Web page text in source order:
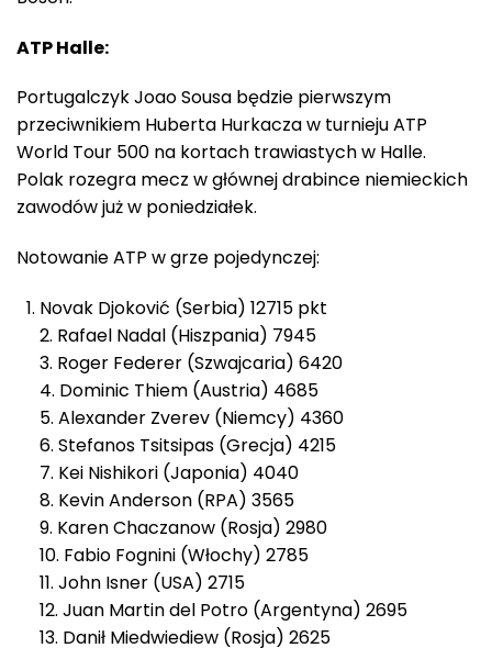
ATP Halle:
Portugalczyk Joao Sousa będzie pierwszym
przeciwnikiem Huberta Hurkacza w turnieju ATP
World Tour 500 na kortach trawiastych w Halle.
Polak rozegra mecz w głównej drabince niemieckich
zawodów już w poniedziałek.
Notowanie ATP w grze pojedynczej:
Novak Djoković (Serbia) 12715 pkt
2. Rafael Nadal (Hiszpania) 7945
3. Roger Federer (Szwajcaria) 6420
4. Dominic Thiem (Austria) 4685
5. Alexander Zverev (Niemcy) 4360
6. Stefanos Tsitsipas (Grecja) 4215
7. Kei Nishikori (Japonia) 4040
8. Kevin Anderson (RPA) 3565
9. Karen Chaczanow (Rosja) 2980
10. Fabio Fognini (Włochy) 2785
11. John Isner (USA) 2715
12. Juan Martin del Potro (Argentyna) 2695
13. Danił Miedwiediew (Rosja) 2625